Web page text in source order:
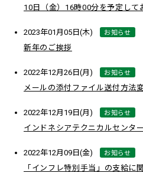
10日（金）16時00分を予定して
2023年01月05日(木) お知らせ
新年のご挨拶
2022年12月26日(月) お知らせ
メールの添付ファイル送付方法
2022年12月19日(月) お知らせ
インドネシアテクニカルセンタ
2022年12月09日(金) お知らせ
「インフレ特別手当」の支給に